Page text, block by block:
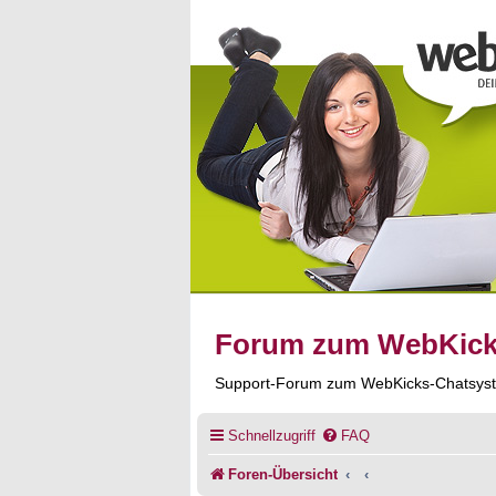
Forum zum
Support-Forum zum WebKicks-
Schnellzugriff FAQ
Foren-Übersicht